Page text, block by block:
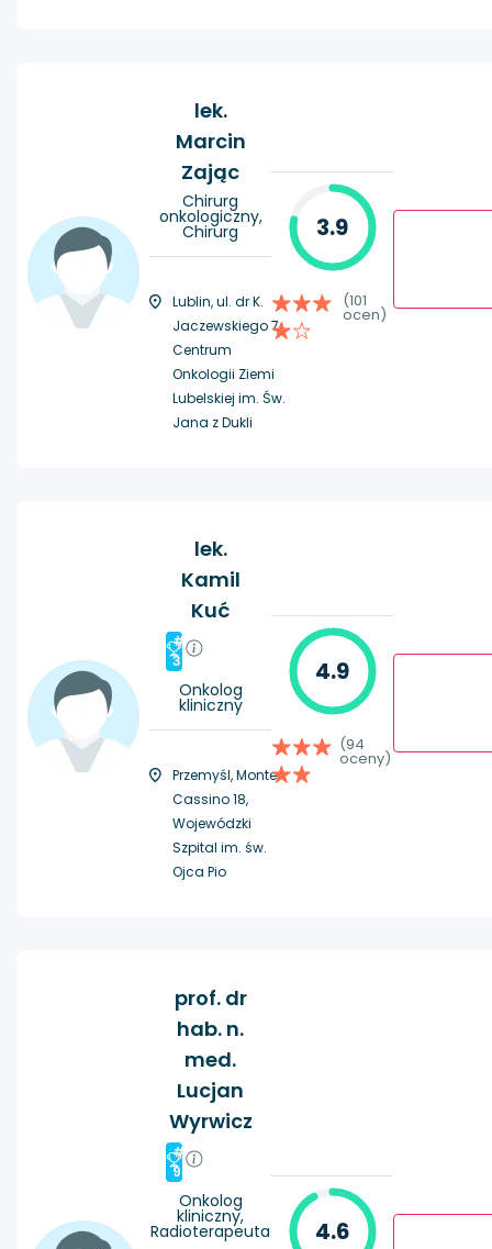
lek.
Marcin
Zając
Chirurg
onkologiczny,
Chirurg
Lublin, ul. dr K.
Jaczewskiego 7,
Centrum
Onkologii Ziemi
Lubelskiej im. Św.
Jana z Dukli
3.9
(101
ocen)
lek.
Kamil
Kuć
#
3
Onkolog
kliniczny
Przemyśl, Monte
Cassino 18,
Wojewódzki
Szpital im. św.
Ojca Pio
4.9
(94
oceny)
prof. dr
hab. n.
med.
Lucjan
Wyrwicz
#
9
Onkolog
kliniczny,
Radioterapeuta 4.6